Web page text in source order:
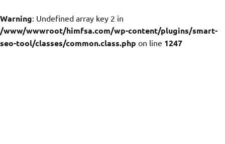
Warning: Undefined array key 2 in
/www/wwwroot/himfsa.com/wp-content/plugins/smart-
seo-tool/classes/common.class.php on line 1247